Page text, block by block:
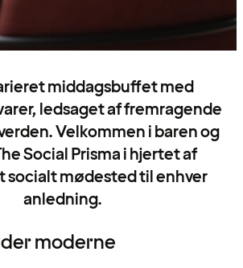
middagsbuffet med
ledsaget af fremragende
Velkommen i baren og
Social Prisma i hjertet af
socialt mødested til enhver
anledning.
moderne